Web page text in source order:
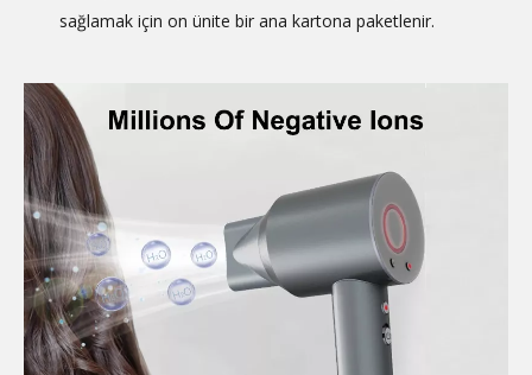
sağlamak için on ünite bir ana kartona paketlenir.